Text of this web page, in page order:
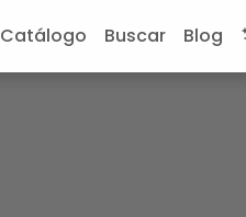
Catálogo Buscar Blog